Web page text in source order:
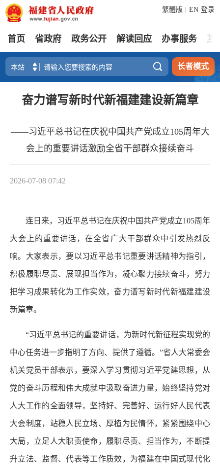
登录
繁體版 EN
首页 省政府 政务公开 解读回应 办事服务 互
 长者模式
奋力谱写新时代新福建建设新篇章
——习近平总书记在庆祝中国共产党成立105周年大
会上的重要讲话激励全省干部群众接续奋斗
2026-07-08 07:42
连日来，习近平总书记在庆祝中国共产党成立105周年
大会上的重要讲话，在全省广大干部群众中引发热烈反
响。大家表示，要以习近平总书记重要讲话精神为指引，
积极履职尽责、展现担当作为，凝心聚力接续奋斗，努力
把学习成果转化为工作实效，奋力谱写新时代新福建建设
新篇章。
“习近平总书记的重要讲话，为新时代新征程实现党的
中心任务进一步指明了方向、提供了遵循。”省人大常委会
机关党员干部表示，要深入学习贯彻习近平党建思想，从
党的奋斗历程和伟大成就中汲取奋进力量，始终坚持党对
人大工作的全面领导，坚持好、完善好、运行好人民代表
大会制度，站稳人民立场、厚植为民情怀，紧紧围绕中心
大局，立足人大职责使命，履职尽责、担当作为，不断提
升立法、监督、代表等工作质效，为福建在中国式现代化